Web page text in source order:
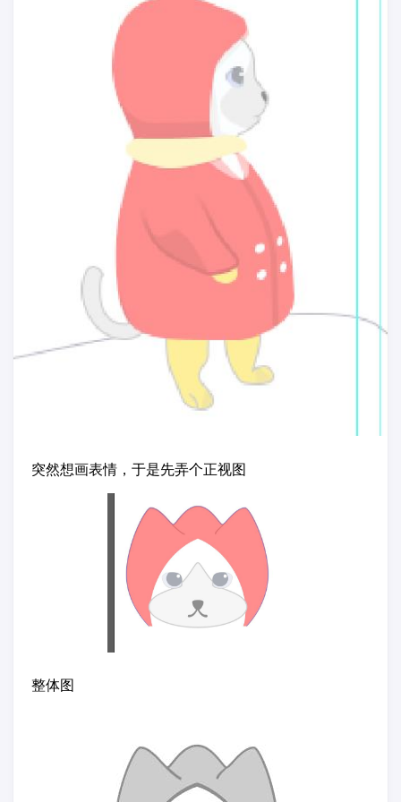
突然想画表情，于是先弄个正视图
整体图